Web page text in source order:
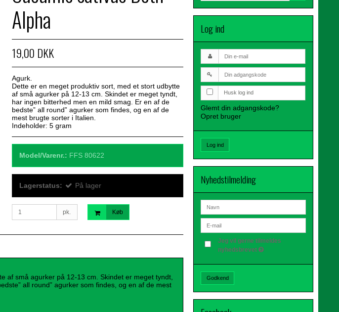
Alpha
19,00 DKK
Agurk.
Dette er en meget produktiv sort, med et stort udbytte
af små agurker på 12-13 cm. Skindet er meget tyndt,
har ingen bitterhed men en mild smag. Er en af de
bedste” all round” agurker som findes, og en af de
mest brugte sorter i Italien.
Indeholder: 5 gram
Model/Varenr.: FFS 80622
Lagerstatus: På lager
pk. Køb
af små agurker på 12-13 cm. Skindet er meget tyndt,
all round” agurker som findes, og en af de mest
Log ind
Husk log ind
Glemt din adgangskode?
Opret bruger
Log ind
Nyhedstilmelding
Jeg vil gerne tilmeldes
nyhedsbrevet
Godkend